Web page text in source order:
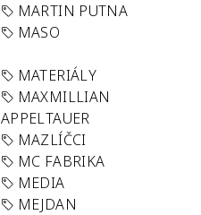
MARTIN PUTNA
MASO
MATERIÁLY
MAXMILLIAN
APPELTAUER
MAZLÍČCI
MC FABRIKA
MEDIA
MEJDAN